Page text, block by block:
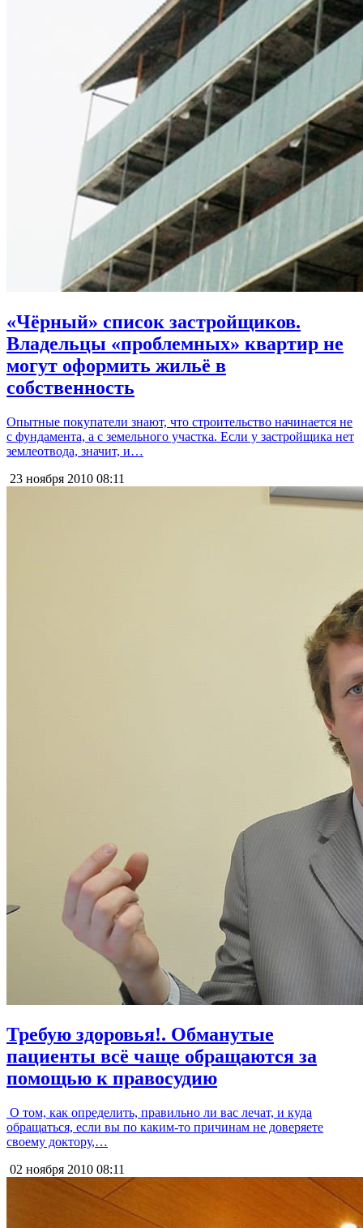
«Чёрный» список застройщиков.
Владельцы «проблемных» квартир не
могут оформить жильё в
собственность
Опытные покупатели знают, что строительство начинается не
с фундамента, а с земельного участка. Если у застройщика нет
землеотвода, значит, и…
23 ноября 2010 08:11
Требую здоровья!. Обманутые
пациенты всё чаще обращаются за
помощью к правосудию
О том, как определить, правильно ли вас лечат, и куда
обращаться, если вы по каким-то причинам не доверяете
своему доктору,…
02 ноября 2010 08:11